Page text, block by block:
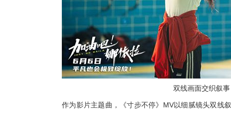
双线画面交织叙事
作为影片主题曲，《寸步不停》 MV以细腻镜头双线叙